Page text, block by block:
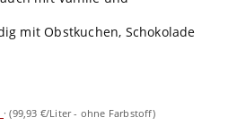
mit Obstkuchen, Schokolade
·(99,93 €/Liter - ohne Farbstoff)